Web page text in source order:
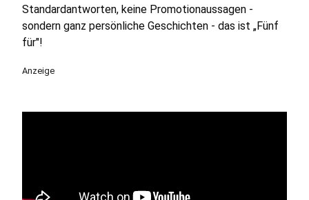
Standardantworten, keine Promotionaussagen -
sondern ganz persönliche Geschichten - das ist „Fünf
für"!
Anzeige